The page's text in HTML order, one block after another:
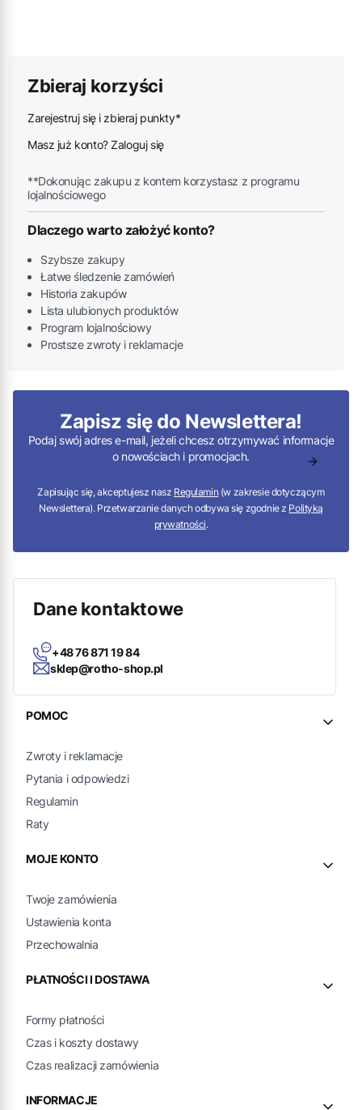
Zbieraj korzyści
Zarejestruj się i zbieraj punkty*
Masz już konto? Zaloguj się
**Dokonując zakupu z kontem korzystasz z programu
lojalnościowego
Dlaczego warto założyć konto?
Szybsze zakupy
Łatwe śledzenie zamówień
Historia zakupów
Lista ulubionych produktów
Program lojalnościowy
Prostsze zwroty i reklamacje
Zapisz się do Newslettera!
Podaj swój adres e-mail, jeżeli chcesz otrzymywać informacje
o nowościach i promocjach.
Zapisując się, akceptujesz nasz Regulamin (w zakresie dotyczącym
Newslettera). Przetwarzanie danych odbywa się zgodnie z Polityką
prywatności.
Dane kontaktowe
+48 76 871 19 84
sklep@rotho-shop.pl
Linki w stopce
POMOC
Zwroty i reklamacje
Pytania i odpowiedzi
Regulamin
Raty
MOJE KONTO
Twoje zamówienia
Ustawienia konta
Przechowalnia
PŁATNOŚCI I DOSTAWA
Formy płatności
Czas i koszty dostawy
Czas realizacji zamówienia
INFORMACJE